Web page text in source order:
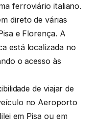
ferroviário italiano.
direto de várias
e Florença. A
está localizada no
o acesso às
de viajar de
no Aeroporto
em Pisa ou em